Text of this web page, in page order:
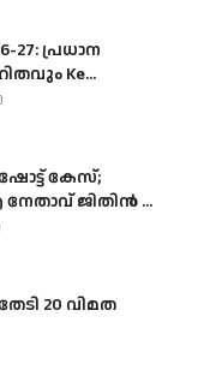
27: പ്രധാന
Ke...
കേസ്;
ജിതിൻ ...
20 വിമത